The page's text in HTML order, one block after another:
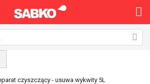
czyszczący - usuwa wykwity 5L